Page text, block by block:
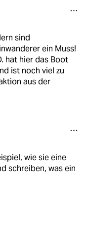
sind
ein Muss!
hat hier das Boot
ist noch viel zu
aus der
wie sie eine
schreiben, was ein